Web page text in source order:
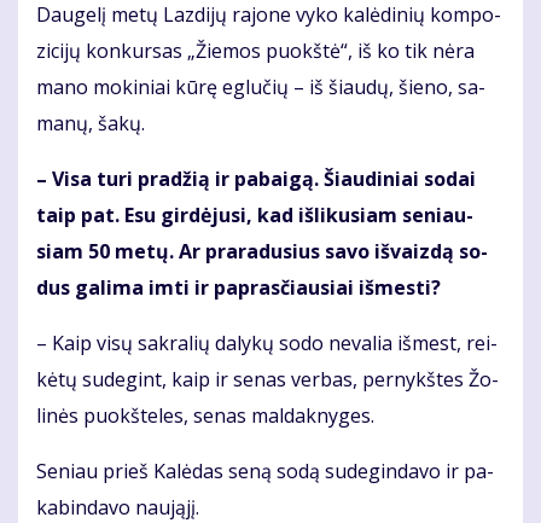
Dau­ge­lį me­tų Laz­di­jų ra­jo­ne vy­ko ka­lė­di­nių kom­po­
zi­ci­jų kon­kur­sas „Žie­mos puokš­tė“, iš ko tik nė­ra
ma­no mo­ki­niai kū­rę eg­lu­čių – iš šiau­dų, šie­no, sa­
ma­nų, ša­kų.
– Vi­sa tu­ri pra­džią ir pa­bai­gą. Šiau­di­niai so­dai
taip pat. Esu gir­dė­ju­si, kad iš­li­ku­siam se­niau­
siam 50 me­tų. Ar pra­ra­du­sius sa­vo iš­vaiz­dą so­
dus ga­li­ma im­ti ir pa­pras­čiau­siai iš­mes­ti?
– Kaip vi­sų sak­ra­lių da­ly­kų so­do ne­va­lia iš­mest, rei­
kė­tų su­de­gint, kaip ir se­nas ver­bas, per­nykš­tes Žo­
li­nės puokš­te­les, se­nas mal­dak­ny­ges.
Se­niau prieš Ka­lė­das se­ną so­dą su­de­gin­da­vo ir pa­
ka­bin­da­vo nau­ją­jį.